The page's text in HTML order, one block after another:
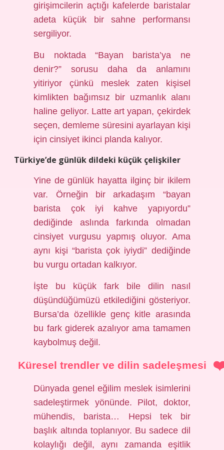
girişimcilerin açtığı kafelerde baristalar
adeta küçük bir sahne performansı
sergiliyor.
Bu noktada “Bayan barista’ya ne
denir?” sorusu daha da anlamını
yitiriyor çünkü meslek zaten kişisel
kimlikten bağımsız bir uzmanlık alanı
haline geliyor. Latte art yapan, çekirdek
seçen, demleme süresini ayarlayan kişi
için cinsiyet ikinci planda kalıyor.
Türkiye’de günlük dildeki küçük çelişkiler
Yine de günlük hayatta ilginç bir ikilem
var. Örneğin bir arkadaşım “bayan
barista çok iyi kahve yapıyordu”
dediğinde aslında farkında olmadan
cinsiyet vurgusu yapmış oluyor. Ama
aynı kişi “barista çok iyiydi” dediğinde
bu vurgu ortadan kalkıyor.
İşte bu küçük fark bile dilin nasıl
düşündüğümüzü etkilediğini gösteriyor.
Bursa’da özellikle genç kitle arasında
bu fark giderek azalıyor ama tamamen
kaybolmuş değil.
Küresel trendler ve dilin sadeleşmesi
Dünyada genel eğilim meslek isimlerini
sadeleştirmek yönünde. Pilot, doktor,
mühendis, barista… Hepsi tek bir
başlık altında toplanıyor. Bu sadece dil
kolaylığı değil, aynı zamanda eşitlik